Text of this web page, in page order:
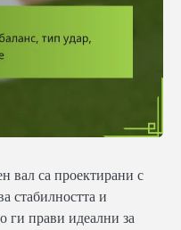
вал са проектирани с
стабилността и
ги прави идеални за